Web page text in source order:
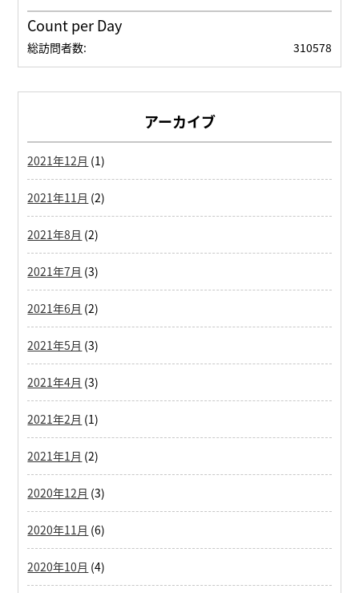
Count per Day
310578
総訪問者数:
アーカイブ
2021年12月 (1)
2021年11月 (2)
2021年8月 (2)
2021年7月 (3)
2021年6月 (2)
2021年5月 (3)
2021年4月 (3)
2021年2月 (1)
2021年1月 (2)
2020年12月 (3)
2020年11月 (6)
2020年10月 (4)